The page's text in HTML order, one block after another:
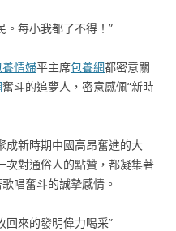
。每小我都了不得！”
情婦平主席包養網都密意關
奮斗的追夢人，密意感佩“新時
成新時期中國高昂奮進的大
次對通俗人的點贊，都凝集著
唱奮斗的誠摯感情。
回來的發明偉力喝采”